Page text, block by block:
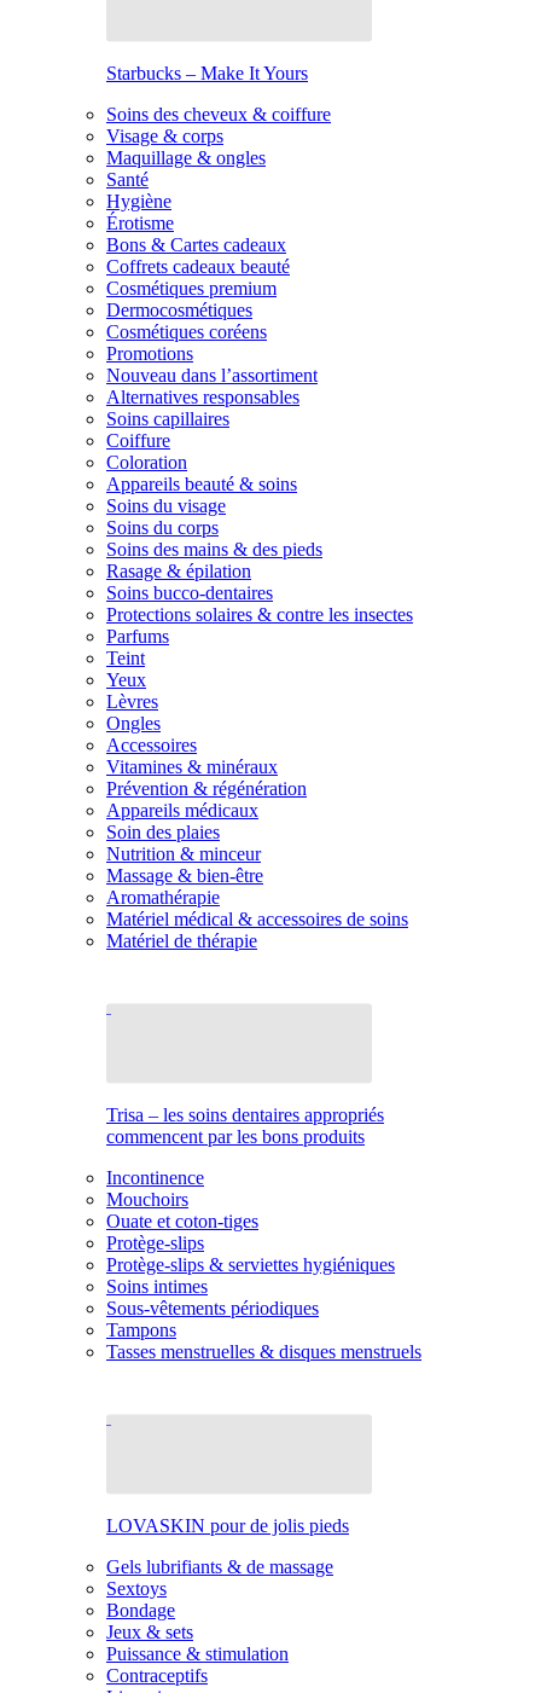
Starbucks – Make It Yours
Soins des cheveux & coiffure
Visage & corps
Maquillage & ongles
Santé
Hygiène
Érotisme
Bons & Cartes cadeaux
Coffrets cadeaux beauté
Cosmétiques premium
Dermocosmétiques
Cosmétiques coréens
Promotions
Nouveau dans l’assortiment
Alternatives responsables
Soins capillaires
Coiffure
Coloration
Appareils beauté & soins
Soins du visage
Soins du corps
Soins des mains & des pieds
Rasage & épilation
Soins bucco-dentaires
Protections solaires & contre les insectes
Parfums
Teint
Yeux
Lèvres
Ongles
Accessoires
Vitamines & minéraux
Prévention & régénération
Appareils médicaux
Soin des plaies
Nutrition & minceur
Massage & bien-être
Aromathérapie
Matériel médical & accessoires de soins
Matériel de thérapie
Trisa – les soins dentaires appropriés
commencent par les bons produits
Incontinence
Mouchoirs
Ouate et coton-tiges
Protège-slips
Protège-slips & serviettes hygiéniques
Soins intimes
Sous-vêtements périodiques
Tampons
Tasses menstruelles & disques menstruels
LOVASKIN pour de jolis pieds
Gels lubrifiants & de massage
Sextoys
Bondage
Jeux & sets
Puissance & stimulation
Contraceptifs